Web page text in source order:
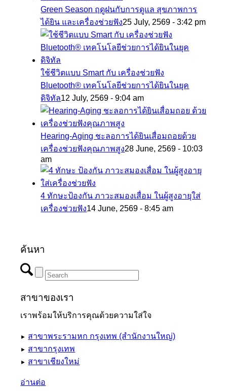
Green Season ฤดูฝนกับการดูแล สุขภาพการ
ได้ยิน และเครื่องช่วยฟัง25 July, 2569 - 3:42 pm
ใช้ชีวิตแบบ Smart กับ เครื่องช่วยฟัง
Bluetooth® เทคโนโลยีช่วยการได้ยินในยุค
ดิจิทัล12 July, 2569 - 9:04 am
Hearing-Aging ชะลอการได้ยินเสื่อมถอยด้วย
เครื่องช่วยฟังคุณภาพสูง28 June, 2569 - 10:03
am
4 ทักษะป้องกัน ภาวะสมองเสื่อม ในผู้สูงอายุใส่
เครื่องช่วยฟัง14 June, 2569 - 8:45 am
ค้นหา
สาขาของเรา
เราพร้อมให้บริการคุณด้วยความใส่ใจ
► สาขาพระรามหก กรุงเทพ (สำนักงานใหญ่)
► สาขากรุงเทพ
► สาขาเชียงใหม่
อ่านต่อ